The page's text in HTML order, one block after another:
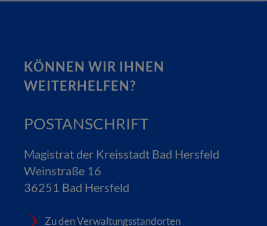
KÖNNEN WIR IHNEN
WEITERHELFEN?
POSTANSCHRIFT
Magistrat der Kreisstadt Bad Hersfeld
Weinstraße 16
36251 Bad Hersfeld
Zu den Verwaltungsstandorten